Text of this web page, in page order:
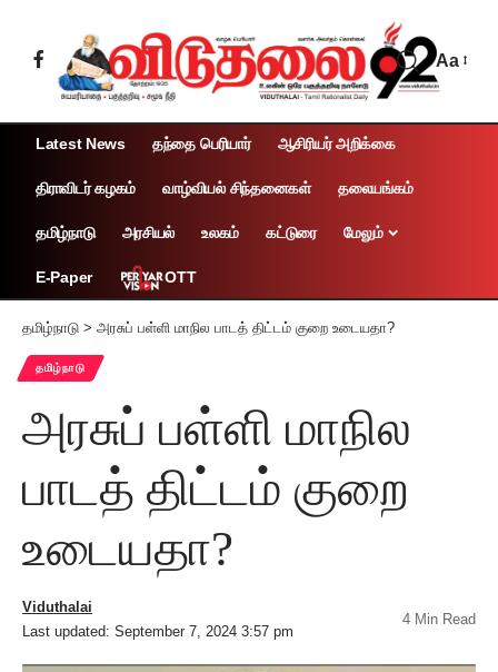
Aa
Latest News தந்தை பெரியார் ஆசிரியர் அறிக்கை
திராவிடர் கழகம் வாழ்வியல் சிந்தனைகள் தலையங்கம்
தமிழ்நாடு அரசியல் உலகம் கட்டுரை மேலும்
E-Paper OTT
தமிழ்நாடு > அரசுப் பள்ளி மாநில பாடத் திட்டம் குறை உடையதா?
தமிழ்நாடு
அரசுப் பள்ளி மாநில
பாடத் திட்டம் குறை
உடையதா?
Last updated: September 7, 2024 3:57 pm
Viduthalai
4 Min Read